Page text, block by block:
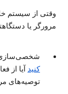
وقتی از سیستم
مرورگر یا
شخصی‌سازی
کنید آیا از
توصیه‌های